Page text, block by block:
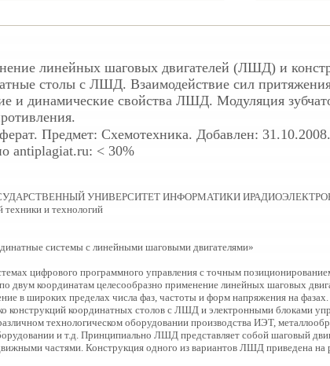
линейных шаговых двигателей (ЛШД) и
столы с ЛШД. Взаимодействие сил притяжения
и динамические свойства ЛШД. Модуляция
Предмет: Схемотехника. Добавлен:
antiplagiat.ru: < 30%
УНИВЕРСИТЕТ ИНФОРМАТИКИ
техники и технологий
системы с линейными шаговыми двигателями»
цифрового программного управления с точным
двум координатам целесообразно применение линейных шаговых
в широких пределах числа фаз, частоты и форм напряжения на фазах.
конструкций координатных столов с ЛШД и электронными блоками
технологическом оборудовании производства ИЭТ,
и т.д. Принципиально ЛШД представляет собой шаговый
частями. Конструкция одного из вариантов ЛШД приведена на